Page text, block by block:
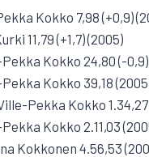
Kokko 7,98 (+0,9)
11,79 (+1,7) (2005)
Kokko 24,80 (-0,9)
Kokko 39,18
Pekka Kokko
Kokko 2.11,03
Kokkonen 4.56,53